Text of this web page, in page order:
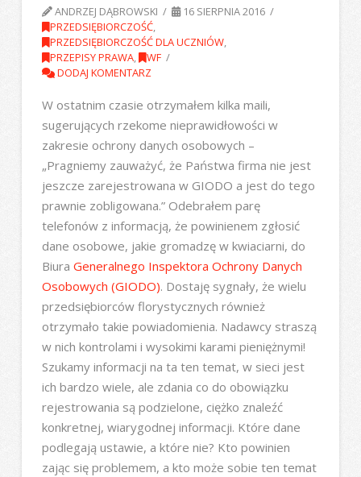
ANDRZEJ DĄBROWSKI
16 SIERPNIA 2016
PRZEDSIĘBIORCZOŚĆ,
PRZEDSIĘBIORCZOŚĆ DLA UCZNIÓW,
PRZEPISY PRAWA,
WF
DODAJ KOMENTARZ
‎W ostatnim czasie otrzymałem kilka maili,
sugerujących rzekome nieprawidłowości w
zakresie ochrony danych osobowych –
„Pragniemy zauważyć, że Państwa firma nie jest
jeszcze zarejestrowana w GIODO a jest do tego
prawnie zobligowana.” Odebrałem parę
telefonów z informacją, że powinienem zgłosić
dane osobowe, jakie gromadzę w kwiaciarni, do
Biura Generalnego Inspektora Ochrony Danych
Osobowych (GIODO). Dostaję sygnały, że wielu
przedsiębiorców florystycznych również
otrzymało takie powiadomienia. Nadawcy straszą
w nich kontrolami i wysokimi karami pieniężnymi!
Szukamy informacji na ta ten temat, w sieci jest
ich bardzo wiele, ale zdania co do obowiązku
rejestrowania są podzielone, ciężko znaleźć
konkretnej, wiarygodnej informacji. Które dane
podlegają ustawie, a które nie? Kto powinien
zając się problemem, a kto może sobie ten temat